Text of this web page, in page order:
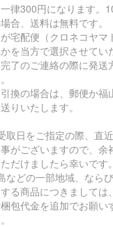
律300円になります。
合、送料は無料です。
宅配便（クロネコヤマ
を当方で選択させてい
了のご連絡の際に発送
換の場合は、郵便か福
りいたします。
取日をご指定の際、直
がございますので、余
だけましたら幸いです。
などの一部地域、なら
る商品につきましては
包代金を追加でお願い